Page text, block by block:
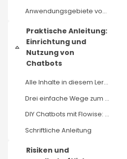
Anwendungsgebiete von Chatbots
Einklappen
Praktische Anleitung:
Einrichtung und
Nutzung von
Chatbots
Alle Inhalte in diesem Lernangebot stehen - außer ...
Drei einfache Wege zum lokalen Chatbot mit eigenen Daten
DIY Chatbots mit Flowise: In wenigen Schritten zum eigenen KI-Assistenten!
Schriftliche Anleitung
Risiken und